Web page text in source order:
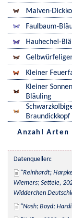
Malven-
Faulbaum-
Hauhechel-
Kleiner
Kleiner
Bläuling
Braundickkopf
Anzahl Arten
Datenquellen:
Reinhardt;
Wiemers; Settele,
Widderchen
Nash; Boyd;